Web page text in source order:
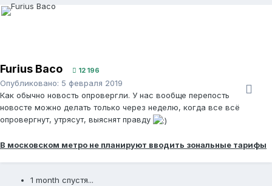
Furius Baco 12 196
Опубликовано: 5 февраля 2019
Как обычно новость опровергли. У нас вообще перепость
новосте можно делать только через неделю, когда все всё
опровергнут, утрясут, выяснят правду
В московском метро не планируют вводить зональные тарифы
1 month спустя...